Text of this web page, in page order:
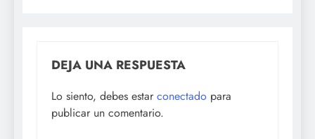
DEJA UNA RESPUESTA
Lo siento, debes estar conectado para
publicar un comentario.